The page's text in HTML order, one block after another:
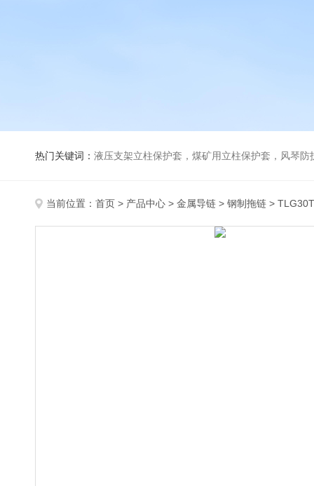
热门关键词： 液压支架立柱保护套，煤矿用立柱保护套，风琴
当前位置： 首页 > 产品中心 > 金属导链 > 钢制拖链 >